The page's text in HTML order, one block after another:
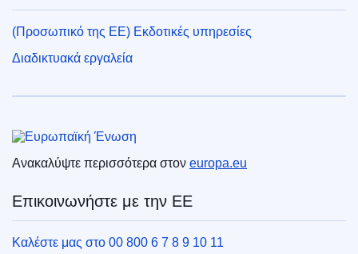
(Προσωπικό της ΕΕ) Εκδοτικές υπηρεσίες
Διαδικτυακά εργαλεία
Ανακαλύψτε περισσότερα στον europa.eu
Επικοινωνήστε με την ΕΕ
Καλέστε μας στο 00 800 6 7 8 9 10 11